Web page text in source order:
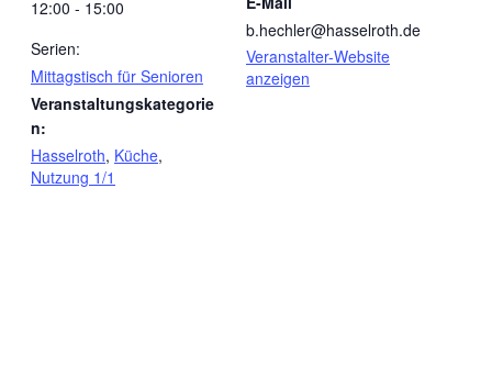
12:00 - 15:00
Serien:
Mittagstisch für Senioren
Veranstaltungskategorie
n:
Hasselroth, Küche,
Nutzung 1/1
b.hechler@hasselroth.de
Veranstalter-Website
anzeigen